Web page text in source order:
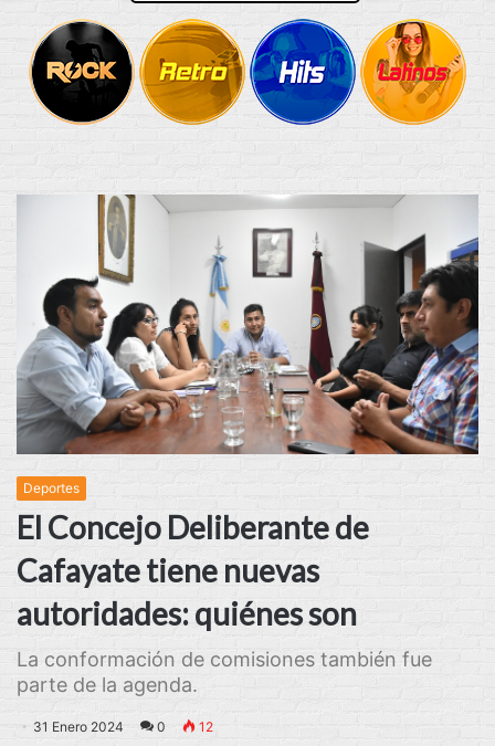
Deportes
El Concejo Deliberante de
Cafayate tiene nuevas
autoridades: quiénes son
La conformación de comisiones también fue
parte de la agenda.
31 Enero 2024 0 12